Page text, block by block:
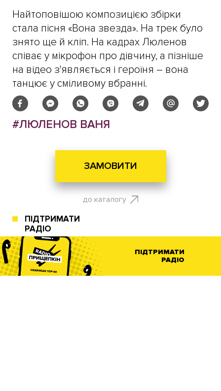
Найтоповішою композицією збірки
стала пісня «Вона звезда». На трек було
знято ще й кліп. На кадрах Люленов
співає у мікрофон про дівчину, а пізніше
на відео з'являється і героїня – вона
танцює у сміливому вбранні.
#ЛЮЛЕНОВ ВАНЯ
ЗАМОВИТИ
до каталогу
ПІДТРИМАТИ
РАДІО
ПІДТРИМАТИ
РАДІО